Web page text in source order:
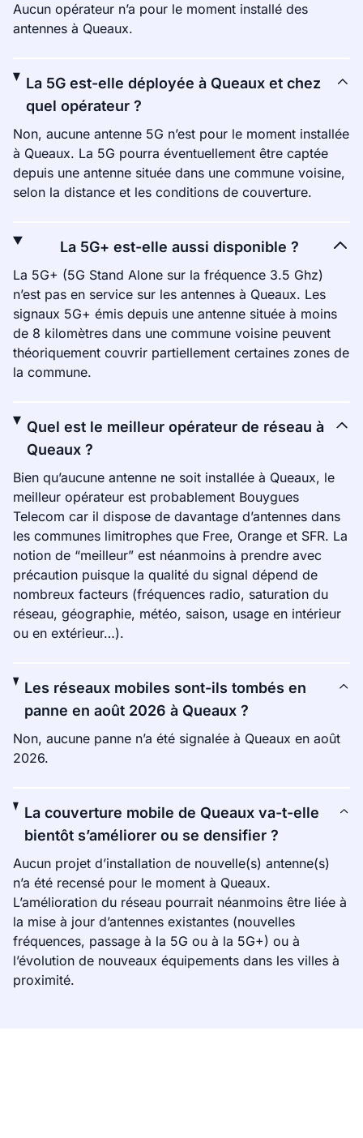
Aucun opérateur n’a pour le moment installé des
antennes à Queaux.
La 5G est-elle déployée à Queaux et chez
quel opérateur ?
Non, aucune antenne 5G n’est pour le moment installée
à Queaux. La 5G pourra éventuellement être captée
depuis une antenne située dans une commune voisine,
selon la distance et les conditions de couverture.
La 5G+ est-elle aussi disponible ?
La 5G+ (5G Stand Alone sur la fréquence 3.5 Ghz)
n’est pas en service sur les antennes à Queaux. Les
signaux 5G+ émis depuis une antenne située à moins
de 8 kilomètres dans une commune voisine peuvent
théoriquement couvrir partiellement certaines zones de
la commune.
Quel est le meilleur opérateur de réseau à
Queaux ?
Bien qu’aucune antenne ne soit installée à Queaux, le
meilleur opérateur est probablement Bouygues
Telecom car il dispose de davantage d’antennes dans
les communes limitrophes que Free, Orange et SFR. La
notion de “meilleur” est néanmoins à prendre avec
précaution puisque la qualité du signal dépend de
nombreux facteurs (fréquences radio, saturation du
réseau, géographie, météo, saison, usage en intérieur
ou en extérieur…).
Les réseaux mobiles sont-ils tombés en
panne en août 2026 à Queaux ?
Non, aucune panne n’a été signalée à Queaux en août
2026.
La couverture mobile de Queaux va-t-elle
bientôt s’améliorer ou se densifier ?
Aucun projet d’installation de nouvelle(s) antenne(s)
n’a été recensé pour le moment à Queaux.
L’amélioration du réseau pourrait néanmoins être liée à
la mise à jour d’antennes existantes (nouvelles
fréquences, passage à la 5G ou à la 5G+) ou à
l’évolution de nouveaux équipements dans les villes à
proximité.